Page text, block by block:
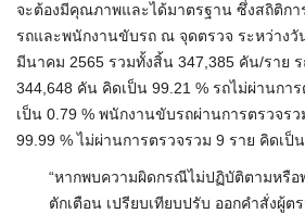
จะต้องมีคุณภาพและได้มาตรฐาน ซึ่งสถิติกา
รถและพนักงานขับรถ ณ จุดตรวจ ระหว่างวั
มีนาคม 2565 รวมทั้งสิ้น 347,385 คัน/ราย
344,648 คัน คิดเป็น 99.21 % รถไม่ผ่านกา
เป็น 0.79 % พนักงานขับรถผ่านการตรวจร
99.99 % ไม่ผ่านการตรวจรวม 9 ราย คิดเป็
“หากพบความผิดกรณีไม่ปฏิบัติตามหรือ
ตักเตือน เปรียบเทียบปรับ ออกคำสั่งผู้